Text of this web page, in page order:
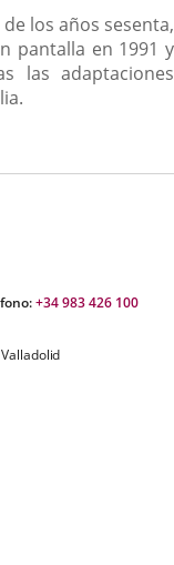
los años sesenta,
pantalla en 1991 y
las adaptaciones
+34 983 426 100